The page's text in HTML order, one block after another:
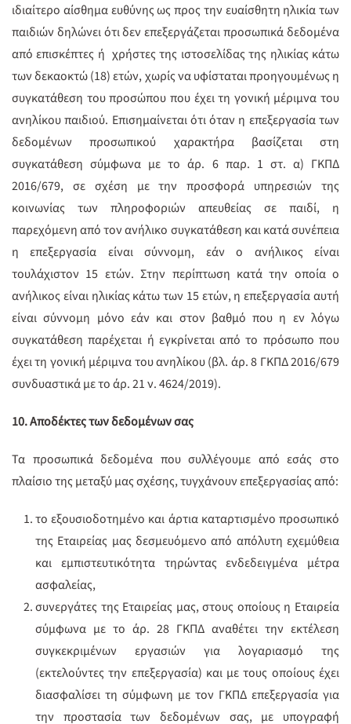
ιδιαίτερο αίσθημα ευθύνης ως προς την ευαίσθητη ηλικία των
παιδιών δηλώνει ότι δεν επεξεργάζεται προσωπικά δεδομένα
από επισκέπτες ή χρήστες της ιστοσελίδας της ηλικίας κάτω
των δεκαοκτώ (18) ετών, χωρίς να υφίσταται προηγουμένως η
συγκατάθεση του προσώπου που έχει τη γονική μέριμνα του
ανηλίκου παιδιού. Επισημαίνεται ότι όταν η επεξεργασία των
δεδομένων προσωπικού χαρακτήρα βασίζεται στη
συγκατάθεση σύμφωνα με το άρ. 6 παρ. 1 στ. α) ΓΚΠΔ
2016/679, σε σχέση με την προσφορά υπηρεσιών της
κοινωνίας των πληροφοριών απευθείας σε παιδί, η
παρεχόμενη από τον ανήλικο συγκατάθεση και κατά συνέπεια
η επεξεργασία είναι σύννομη, εάν ο ανήλικος είναι
τουλάχιστον 15 ετών. Στην περίπτωση κατά την οποία ο
ανήλικος είναι ηλικίας κάτω των 15 ετών, η επεξεργασία αυτή
είναι σύννομη μόνο εάν και στον βαθμό που η εν λόγω
συγκατάθεση παρέχεται ή εγκρίνεται από το πρόσωπο που
έχει τη γονική μέριμνα του ανηλίκου (βλ. άρ. 8 ΓΚΠΔ 2016/679
συνδυαστικά με το άρ. 21 ν. 4624/2019).
10. Αποδέκτες των δεδομένων σας
Τα προσωπικά δεδομένα που συλλέγουμε από εσάς στο
πλαίσιο της μεταξύ μας σχέσης, τυγχάνουν επεξεργασίας από:
το εξουσιοδοτημένο και άρτια καταρτισμένο προσωπικό
της Εταιρείας μας δεσμευόμενο από απόλυτη εχεμύθεια
και εμπιστευτικότητα τηρώντας ενδεδειγμένα μέτρα
ασφαλείας,
συνεργάτες της Εταιρείας μας, στους οποίους η Εταιρεία
σύμφωνα με το άρ. 28 ΓΚΠΔ αναθέτει την εκτέλεση
συγκεκριμένων εργασιών για λογαριασμό της
(εκτελούντες την επεξεργασία) και με τους οποίους έχει
διασφαλίσει τη σύμφωνη με τον ΓΚΠΔ επεξεργασία για
την προστασία των δεδομένων σας, με υπογραφή